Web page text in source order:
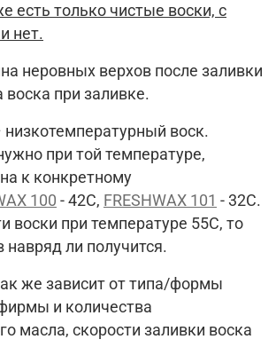
есть только чистые воски, с
нет.
неровных верхов после заливки
воска при заливке.
воск.
при той температуре,
к конкретному
100 - 42C, FRESHWAX 101 - 32C.
воски при температуре 55С, то
навряд ли получится.
же зависит от типа/формы
и количества
масла, скорости заливки воска